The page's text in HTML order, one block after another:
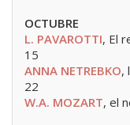
OCTUBRE
L. PAVAROTTI, El
15
ANNA NETREBKO,
22
W.A. MOZART, el